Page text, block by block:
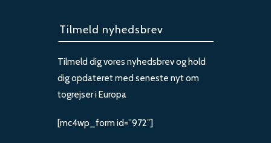
Tilmeld nyhedsbrev
Tilmeld dig vores nyhedsbrev og hold
dig opdateret med seneste nyt om
togrejser i Europa
[mc4wp_form id=”972″]